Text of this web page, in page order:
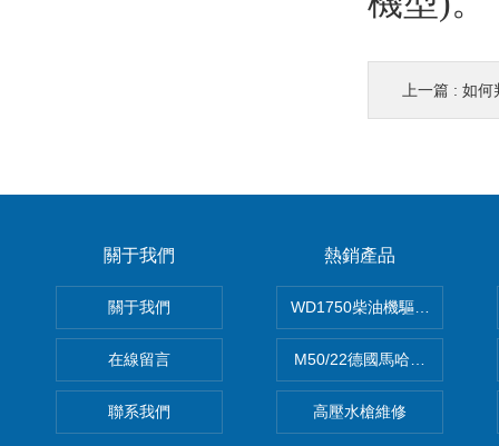
上一篇 : 如何
關于我們
關于我們
在線留言
聯系我們
熱銷產品
WD1750柴油機驅動高壓清洗
M50/22德國馬哈高壓清洗機
高壓水槍維修